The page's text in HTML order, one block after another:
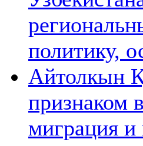
политику,
Айтолкын
признаком
миграция и